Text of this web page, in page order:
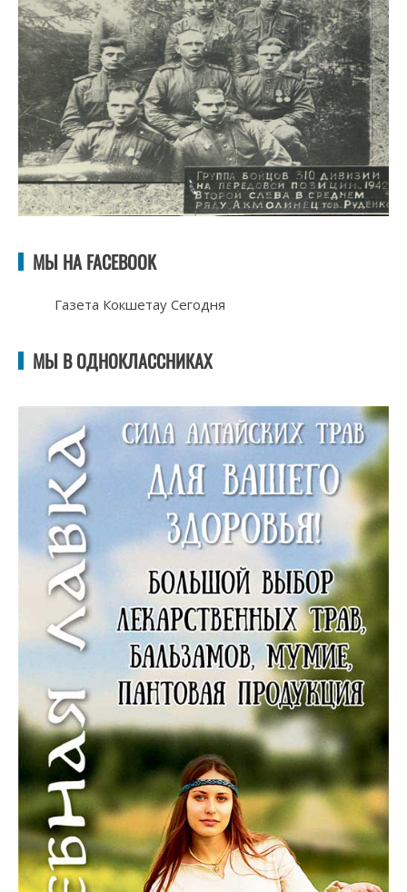
МЫ НА FACEBOOK
Газета Кокшетау Сегодня
МЫ В ОДНОКЛАССНИКАХ